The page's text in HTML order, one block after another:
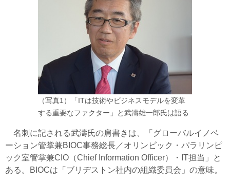
（写真1）「ITは技術やビジネスモデルを変革
する重要なファクター」と武濤雄一郎氏は語る
名刺に記される武濤氏の肩書きは、「グローバルイノベ
ーション管掌兼BIOC事務総長／オリンピック・パラリンピ
ック室管掌兼CIO（Chief Information Officer）・IT担当」と
ある。BIOCは「ブリヂストン社内の組織委員会」の意味。